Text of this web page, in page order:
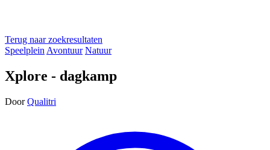
Terug naar zoekresultaten
Speelplein Avontuur Natuur
Xplore - dagkamp
Door Qualitri